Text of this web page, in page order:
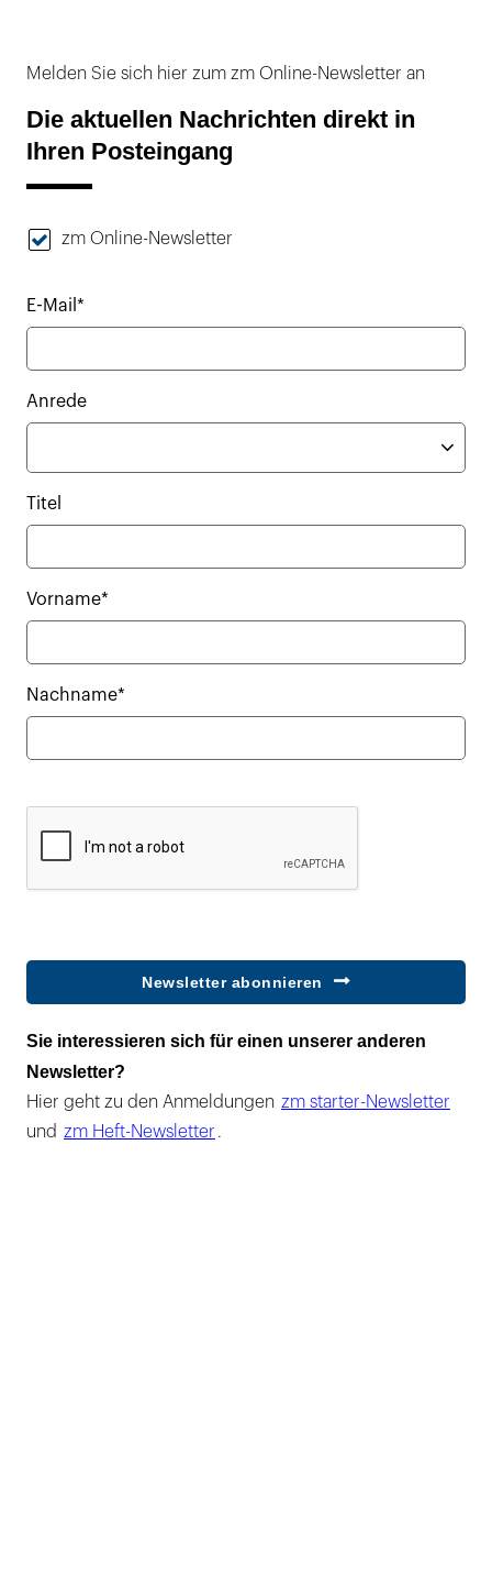
Melden Sie sich hier zum zm Online-Newsletter an
Die aktuellen Nachrichten direkt in
Ihren Posteingang
zm Online-Newsletter
E-Mail*
Anrede
Titel
Vorname*
Nachname*
Newsletter abonnieren
Sie interessieren sich für einen unserer anderen
Newsletter?
Hier geht zu den Anmeldungen zm starter-Newsletter
und zm Heft-Newsletter .